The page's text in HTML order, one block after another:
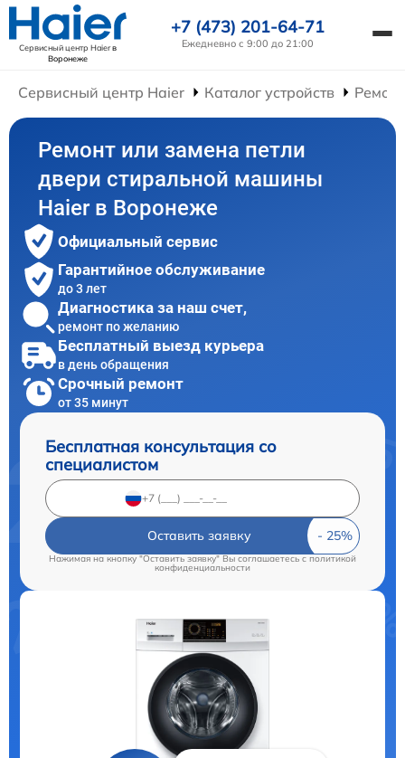
Сервисный центр Haierв
Воронеже
+7 (473) 201-64-71
Ежедневно с 9:00 до 21:00
Сервисный центр Haier Каталог устройств
Ремонт или замена петли
двери стиральной машины
Haier в Воронеже
Официальный сервис
Гарантийное обслуживание
до 3 лет
Диагностика за наш счет,
ремонт по желанию
Бесплатный выезд курьера
в день обращения
Срочный ремонт
от 35 минут
Бесплатная консультация со
специалистом
Оставить заявку
Нажимая на кнопку "Оставить заявку" Вы соглашаетесь cполитикой
конфиденциальности